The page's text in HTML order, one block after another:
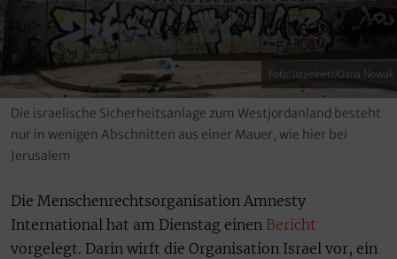
Foto: Israelnetz/Dana Nowak
Die israelische Sicherheitsanlage zum Westjordanland besteht
nur in wenigen Abschnitten aus einer Mauer, wie hier bei
Jerusalem
Die Menschenrechtsorganisation Amnesty
International hat am Dienstag einen Bericht
vorgelegt. Darin wirft die Organisation Israel vor, ein